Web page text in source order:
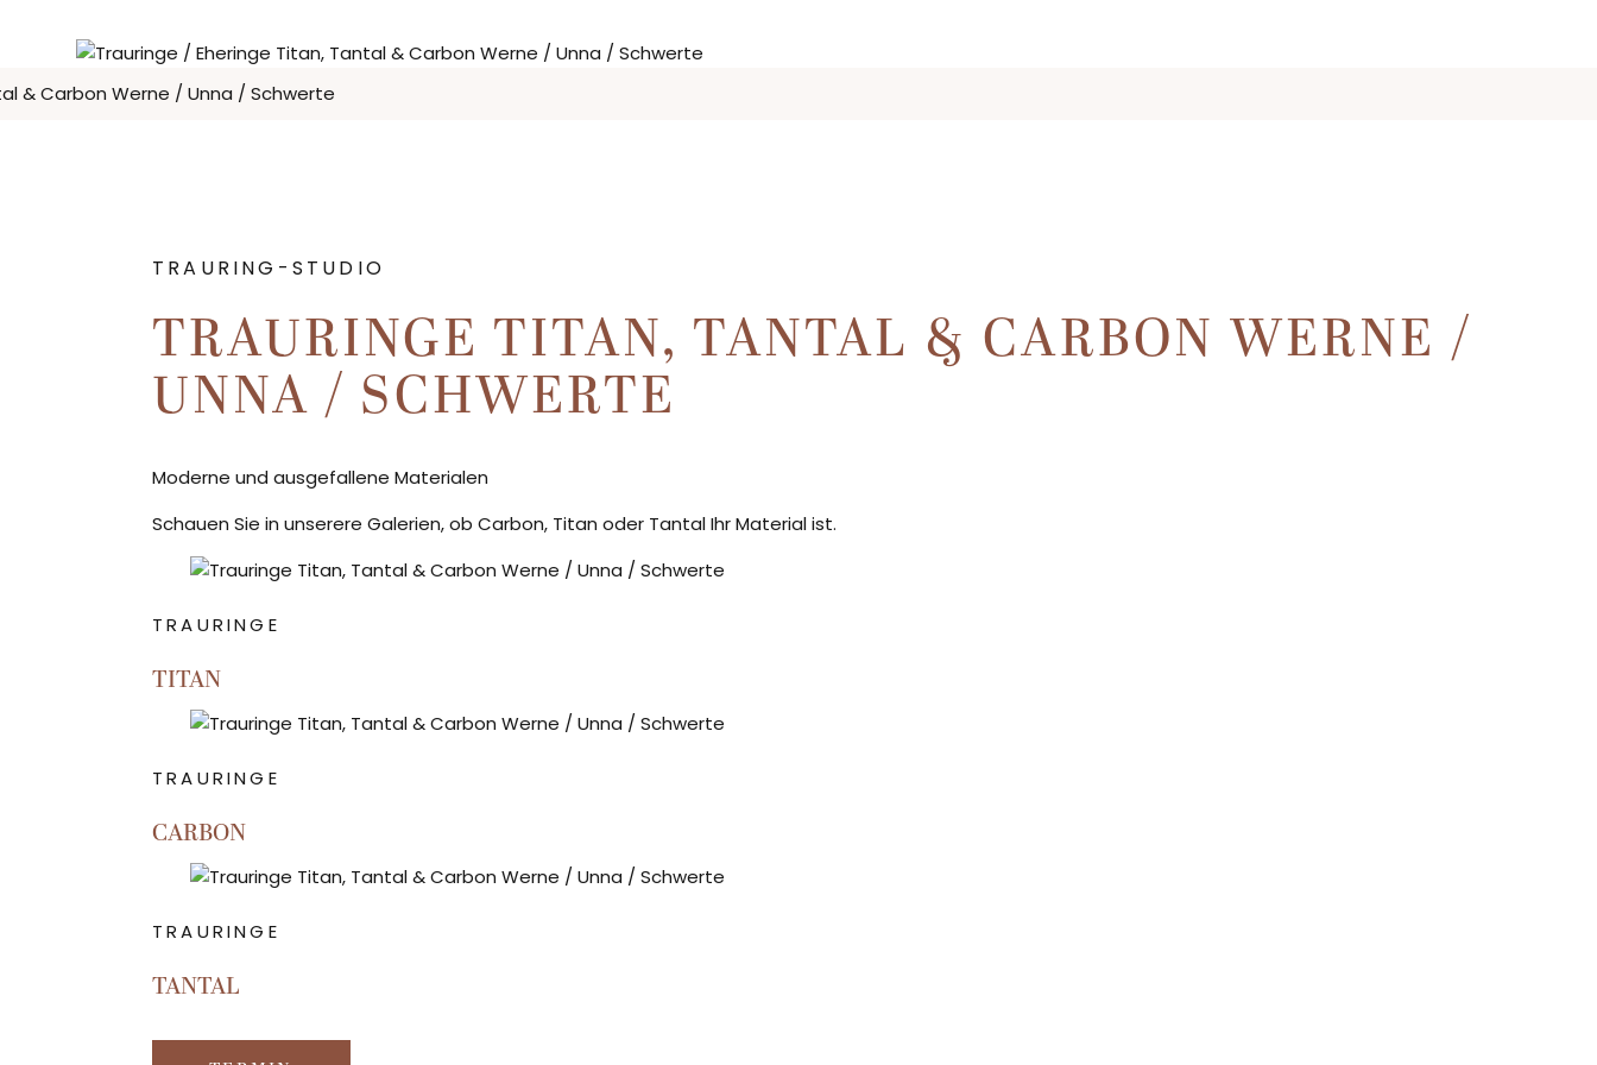
TRAURING-STUDIO
TRAURINGE TITAN, TANTAL & CARBON WERNE /
UNNA / SCHWERTE
Moderne und ausgefallene Materialen
Schauen Sie in unserere Galerien, ob Carbon, Titan oder Tantal Ihr Material ist.
TRAURINGE
TITAN
TRAURINGE
CARBON
TRAURINGE
TANTAL